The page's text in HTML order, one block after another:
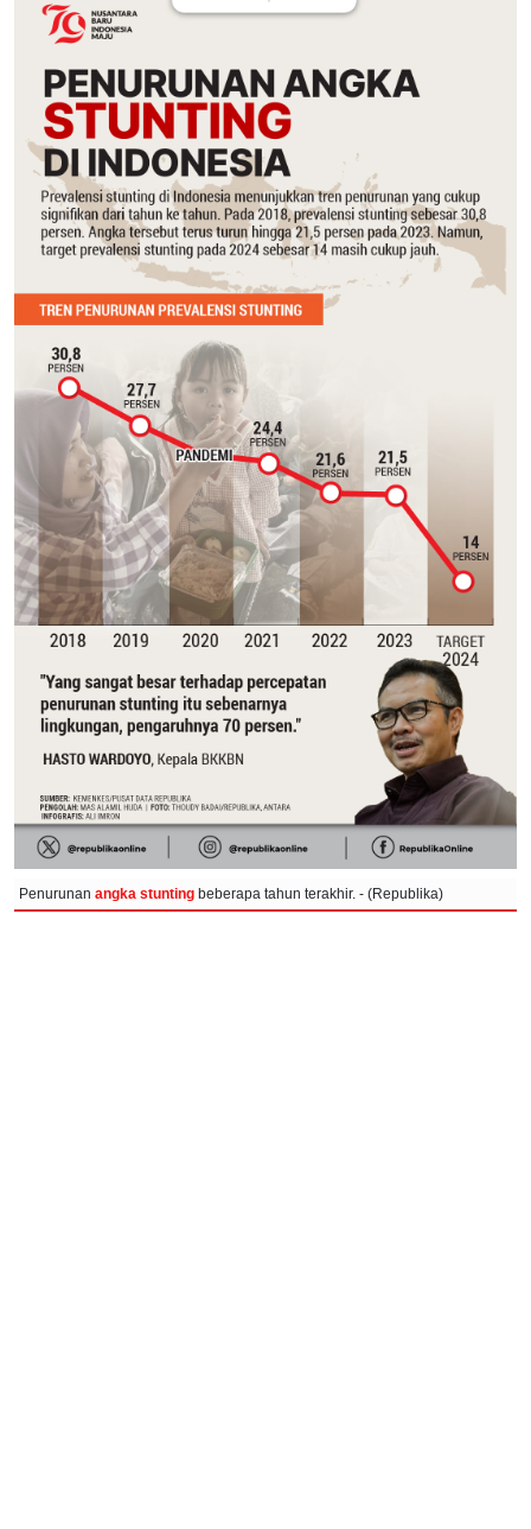
Penurunan angka stunting beberapa tahun terakhir. - (Republika)